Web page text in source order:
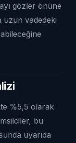
gözler önüne
uzun vadedeki
%5,5 olarak
bu
uyarıda